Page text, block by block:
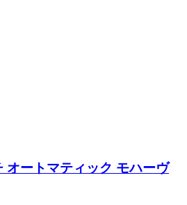
オートマティック モハーヴ